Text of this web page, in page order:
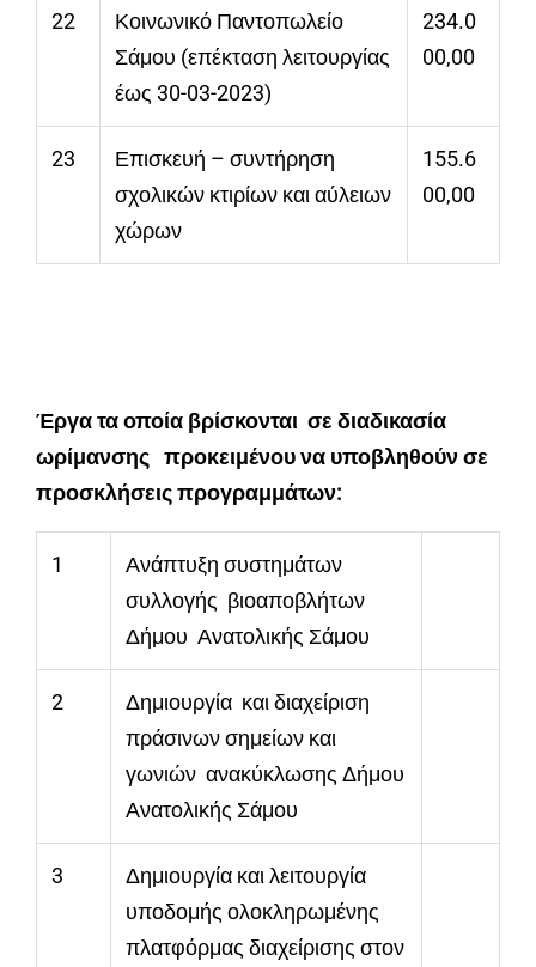
22
Κοινωνικό Παντοπωλείο
Σάμου (επέκταση λειτουργίας
έως 30-03-2023)
234.0
00,00
23
Επισκευή – συντήρηση
σχολικών κτιρίων και αύλειων
χώρων
155.6
00,00
Έργα τα οποία βρίσκονται σε διαδικασία
ωρίμανσης προκειμένου να υποβληθούν σε
προσκλήσεις προγραμμάτων:
1
Ανάπτυξη συστημάτων
συλλογής βιοαποβλήτων
Δήμου Ανατολικής Σάμου
2
Δημιουργία και διαχείριση
πράσινων σημείων και
γωνιών ανακύκλωσης Δήμου
Ανατολικής Σάμου
3
Δημιουργία και λειτουργία
υποδομής ολοκληρωμένης
πλατφόρμας διαχείρισης στον